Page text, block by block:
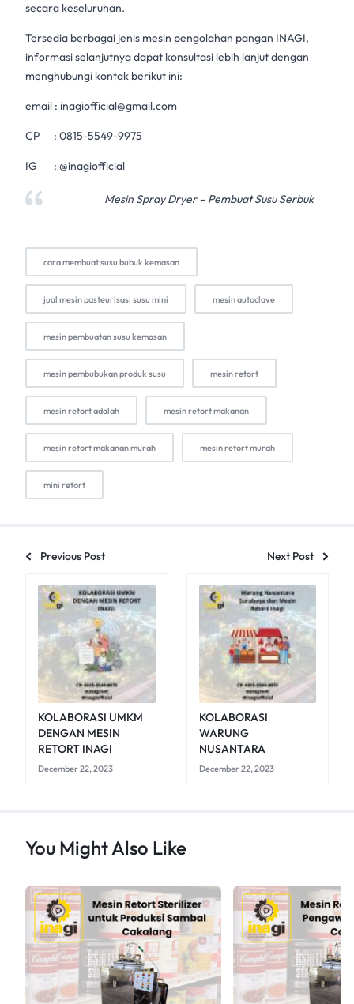
secara keseluruhan.
Tersedia berbagai jenis mesin pengolahan pangan INAGI,
informasi selanjutnya dapat konsultasi lebih lanjut dengan
menghubungi kontak berikut ini:
email : inagiofficial@gmail.com
CP : 0815-5549-9975
IG : @inagiofficial
Mesin Spray Dryer – Pembuat Susu Serbuk
cara membuat susu bubuk kemasan
jual mesin pasteurisasi susu mini mesin autoclave
mesin pembuatan susu kemasan
mesin pembubukan produk susu mesin retort
mesin retort adalah mesin retort makanan
mesin retort makanan murah mesin retort murah
mini retort
Previous Post Next Post
KOLABORASI UMKM
DENGAN MESIN
RETORT INAGI
December 22, 2023
KOLABORASI
WARUNG
NUSANTARA
December 22, 2023
You Might Also Like